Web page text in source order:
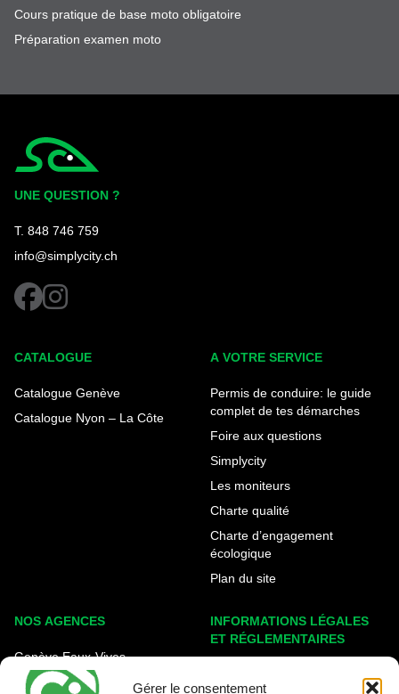
Gérer le consentement
Cours pratique de base moto obligatoire
Préparation examen moto
UNE QUESTION ?
T. 848 746 759
info@simplycity.ch
facebookinstagram
CATALOGUE
Catalogue Genève
Catalogue Nyon – La Côte
A VOTRE SERVICE
Permis de conduire: le guide
complet de tes démarches
Foire aux questions
Simplycity
Les moniteurs
Charte qualité
Charte d’engagement
écologique
Plan du site
NOS AGENCES
Genève Eaux-Vives
Carouge - Rondeau
INFORMATIONS LÉGALES
ET RÉGLEMENTAIRES